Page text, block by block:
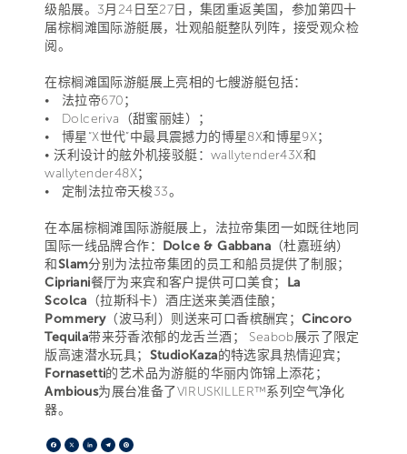
级船展。3月24日至27日，集团重返美国，参加第四十
届棕榈滩国际游艇展，壮观船艇整队列阵，接受观众检
阅。
在棕榈滩国际游艇展上亮相的七艘游艇包括：
• 法拉帝670；
• Dolceriva（甜蜜丽娃）；
• 博星“X世代”中最具震撼力的博星8X和博星9X；
• 沃利设计的舷外机接驳艇：wallytender43X和
wallytender48X；
• 定制法拉帝天梭33。
在本届棕榈滩国际游艇展上，法拉帝集团一如既往地同
国际一线品牌合作： Dolce & Gabbana（杜嘉班纳）
和Slam分别为法拉帝集团的员工和船员提供了制服；
Cipriani餐厅为来宾和客户提供可口美食； La
Scolca （拉斯科卡）酒庄送来美酒佳酿；
Pommery（波马利）则送来可口香槟酬宾；Cincoro
Tequila带来芬香浓郁的龙舌兰酒； Seabob展示了限定
版高速潜水玩具； StudioKaza的特选家具热情迎宾；
Fornasetti的艺术品为游艇的华丽内饰锦上添花；
Ambious为展台准备了VIRUSKILLER™系列空气净化
器。
Facebook
X LinkedIn
Telegram